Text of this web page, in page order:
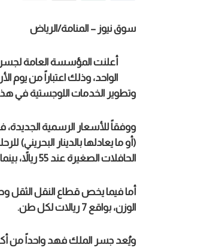
سوق نيوز – المنامة/الرياض
أعلنت المؤسسة العامة لجسر
وتطوير الخدمات اللوجستية في هذا
(أو ما يعادلها بالدينار
الحافلات الصغيرة عند 55 ريالاً، بينما بلغت رسوم الحافلات الكبيرة 70 ريالاً.
أما فيما يخص قطاع النقل الثقل
الوزن، بواقع 7 ريالات لكل طن.
ويُعد جسر الملك فهد واحداً من